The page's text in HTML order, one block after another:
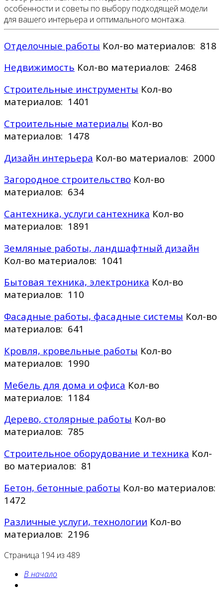
особенности и советы по выбору подходящей модели
для вашего интерьера и оптимального монтажа.
Отделочные работы Кол-во материалов: 818
Недвижимость Кол-во материалов: 2468
Строительные инструменты Кол-во
материалов: 1401
Строительные материалы Кол-во
материалов: 1478
Дизайн интерьера Кол-во материалов: 2000
Загородное строительство Кол-во
материалов: 634
Сантехника, услуги сантехника Кол-во
материалов: 1891
Земляные работы, ландшафтный дизайн
Кол-во материалов: 1041
Бытовая техника, электроника Кол-во
материалов: 110
Фасадные работы, фасадные системы Кол-во
материалов: 641
Кровля, кровельные работы Кол-во
материалов: 1990
Мебель для дома и офиса Кол-во
материалов: 1184
Дерево, столярные работы Кол-во
материалов: 785
Строительное оборудование и техника Кол-
во материалов: 81
Бетон, бетонные работы Кол-во материалов:
1472
Различные услуги, технологии Кол-во
материалов: 2196
Страница 194 из 489
В начало